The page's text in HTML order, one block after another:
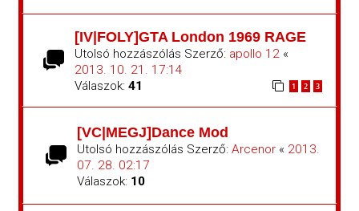
[IV|FOLY]GTA London 1969 RAGE
Utolsó hozzászólás Szerző: apollo 12«
2013. 10. 21. 17:14
Válaszok: 41 1 2 3
[VC|MEGJ]Dance Mod
Utolsó hozzászólás Szerző: Arcenor« 2013.
07. 28. 02:17
Válaszok: 10